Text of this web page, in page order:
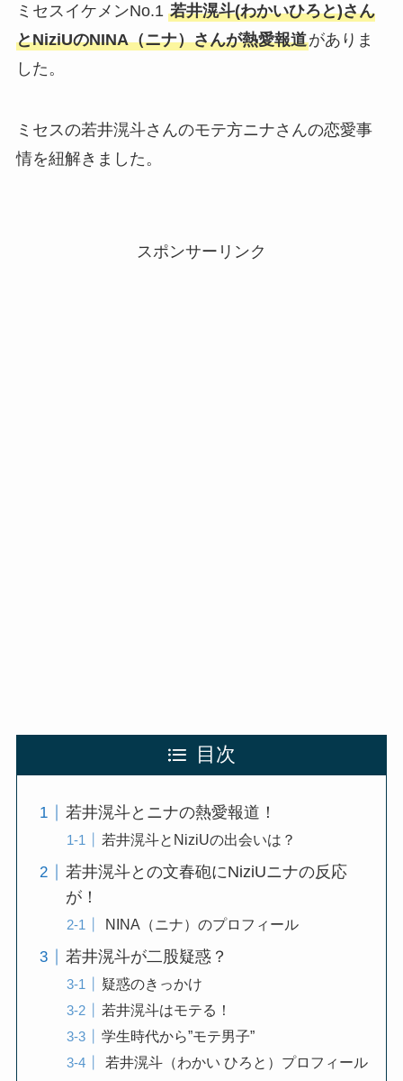
ミセスイケメンNo.1 若井滉斗(わかいひろと)さん
とNiziUのNINA（ニナ）さんが熱愛報道がありま
した。
ミセスの若井滉斗さんのモテ方ニナさんの恋愛事
情を紐解きました。
スポンサーリンク
目次
若井滉斗とニナの熱愛報道！
若井滉斗とNiziUの出会いは？
若井滉斗との文春砲にNiziUニナの反応
が！
NINA（ニナ）のプロフィール
若井滉斗が二股疑惑？
疑惑のきっかけ
若井滉斗はモテる！
学生時代から”モテ男子”
若井滉斗（わかい ひろと）プロフィール